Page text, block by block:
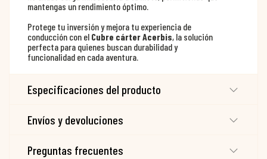
mantengas un rendimiento óptimo.
Protege tu inversión y mejora tu experiencia de
conducción con el Cubre cárter Acerbis, la solución
perfecta para quienes buscan durabilidad y
funcionalidad en cada aventura.
Especificaciones del producto
Envíos y devoluciones
Preguntas frecuentes